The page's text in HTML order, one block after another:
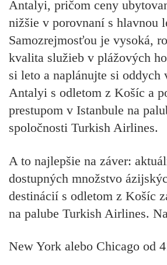
Antalyi, pričom ceny
nižšie v porovnaní s hlavnou
Samozrejmosťou je vysoká,
kvalita služieb v plážových
si leto a naplánujte si oddych
Antalyi s odletom z Košíc a
prestupom v Istanbule na
spoločnosti Turkish Airlines.
A to najlepšie na záver:
dostupných množstvo
destinácií s odletom z Košíc
na palube Turkish Airlines.
New York alebo Chicago od